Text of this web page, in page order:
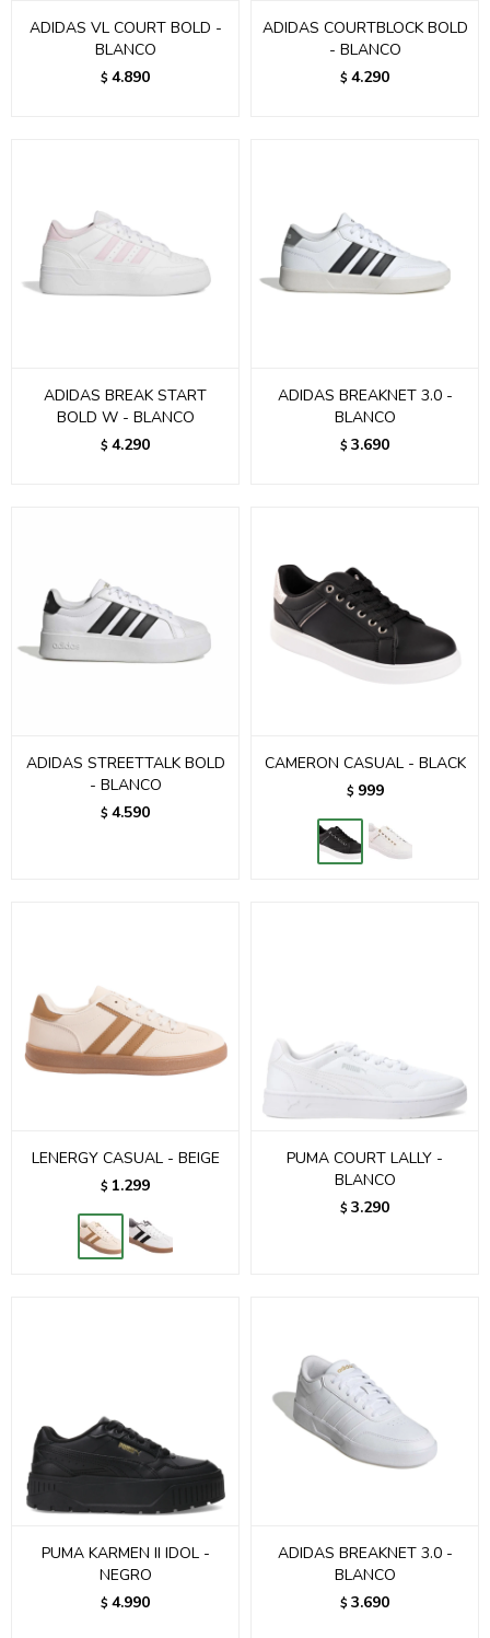
ADIDAS VL COURT BOLD -
BLANCO
$ 4.890
ADIDAS COURTBLOCK BOLD
- BLANCO
$ 4.290
ADIDAS BREAK START
BOLD W - BLANCO
$ 4.290
ADIDAS BREAKNET 3.0 -
BLANCO
$ 3.690
ADIDAS STREETTALK BOLD
- BLANCO
$ 4.590
CAMERON CASUAL - BLACK
$ 999
LENERGY CASUAL - BEIGE
$ 1.299
PUMA COURT LALLY -
BLANCO
$ 3.290
PUMA KARMEN II IDOL -
NEGRO
$ 4.990
ADIDAS BREAKNET 3.0 -
BLANCO
$ 3.690